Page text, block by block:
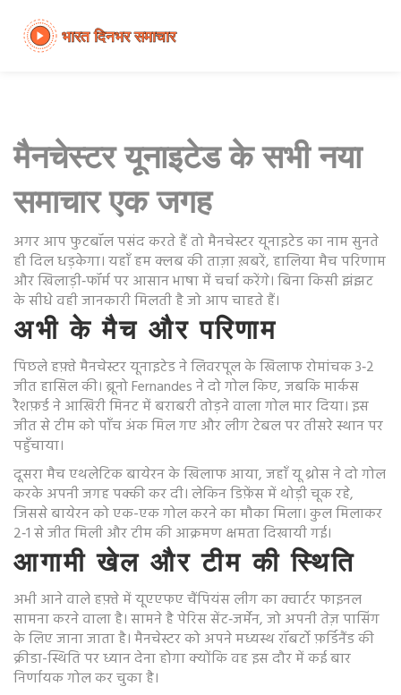
मैनचेस्टर यूनाइटेड के सभी नया
समाचार एक जगह
अगर आप फुटबॉल पसंद करते हैं तो मैनचेस्टर यूनाइटेड का नाम सुनते
ही दिल धड़केगा। यहाँ हम क्लब की ताज़ा ख़बरें, हालिया मैच परिणाम
और खिलाड़ी‑फॉर्म पर आसान भाषा में चर्चा करेंगे। बिना किसी झंझट
के सीधे वही जानकारी मिलती है जो आप चाहते हैं।
अभी के मैच और परिणाम
पिछले हफ़्ते मैनचेस्टर यूनाइटेड ने लिवरपूल के खिलाफ रोमांचक 3‑2
जीत हासिल की। ब्रूनो Fernandes ने दो गोल किए, जबकि मार्कस
रैशफ़र्ड ने आखिरी मिनट में बराबरी तोड़ने वाला गोल मार दिया। इस
जीत से टीम को पाँच अंक मिल गए और लीग टेबल पर तीसरे स्थान पर
पहुँचाया।
दूसरा मैच एथलेटिक बायेरन के खिलाफ आया, जहाँ यू थ्रोस ने दो गोल
करके अपनी जगह पक्की कर दी। लेकिन डिफ़ेंस में थोड़ी चूक रहे,
जिससे बायेरन को एक-एक गोल करने का मौका मिला। कुल मिलाकर
2‑1 से जीत मिली और टीम की आक्रमण क्षमता दिखायी गई।
आगामी खेल और टीम की स्थिति
अभी आने वाले हफ़्ते में यूएएफए चैंपियंस लीग का क्वार्टर फाइनल
सामना करने वाला है। सामने है पेरिस सेंट‑जर्मेन, जो अपनी तेज़ पासिंग
के लिए जाना जाता है। मैनचेस्टर को अपने मध्यस्थ रॉबर्टो फ़र्डिनैंड की
क्रीडा-स्थिति पर ध्यान देना होगा क्योंकि वह इस दौर में कई बार
निर्णायक गोल कर चुका है।